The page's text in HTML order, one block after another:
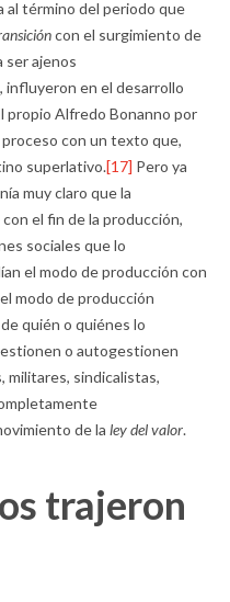
al término del periodo que
con el surgimiento de
ser ajenos
influyeron en el desarrollo
Alfredo Bonanno por
con un texto que,
superlativo.[17] Pero ya
muy claro que la
el fin de la producción,
sociales que lo
el modo de producción con
modo de producción
quién o quiénes lo
o autogestionen
militares, sindicalistas,
de la ley del valor.
trajeron